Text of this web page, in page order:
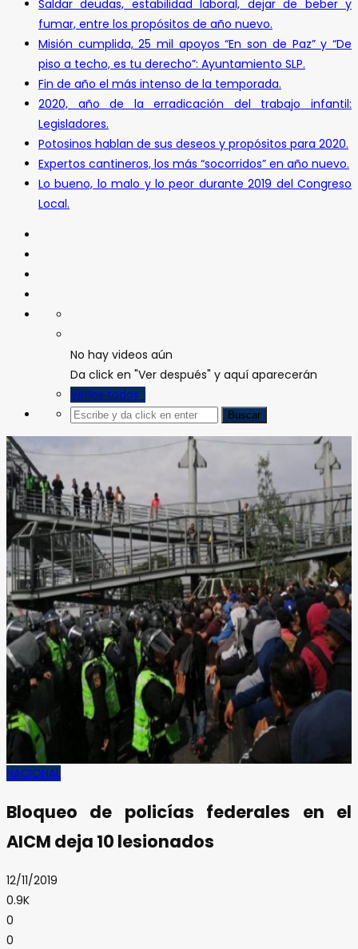
Saldar deudas, estabilidad laboral, dejar de beber y
fumar, entre los propósitos de año nuevo.
Misión cumplida, 25 mil apoyos “En son de Paz” y “De
piso a techo, es tu derecho”: Ayuntamiento SLP.
Fin de año el más intenso de la temporada.
2020, año de la erradicación del trabajo infantil:
Legisladores.
Potosinos hablan de sus deseos y propósitos para 2020.
Expertos cantineros, los más “socorridos” en año nuevo.
Lo bueno, lo malo y lo peor durante 2019 del Congreso
Local.
No hay videos aún
Da click en "Ver después" y aquí aparecerán
Verlos todos
NACIONAL
Bloqueo de policías federales en el
AICM deja 10 lesionados
12/11/2019
0.9K
0
0